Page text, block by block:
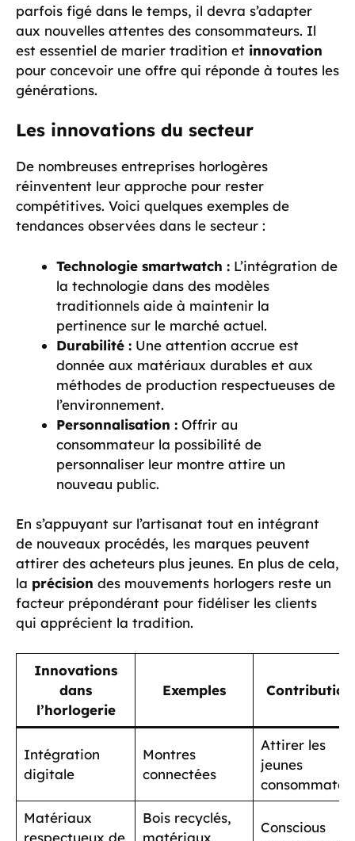
parfois figé dans le temps, il devra s’adapter
aux nouvelles attentes des consommateurs. Il
est essentiel de marier tradition et innovation
pour concevoir une offre qui réponde à toutes les
générations.
Les innovations du secteur
De nombreuses entreprises horlogères
réinventent leur approche pour rester
compétitives. Voici quelques exemples de
tendances observées dans le secteur :
Technologie smartwatch : L’intégration de
la technologie dans des modèles
traditionnels aide à maintenir la
pertinence sur le marché actuel.
Durabilité : Une attention accrue est
donnée aux matériaux durables et aux
méthodes de production respectueuses de
l’environnement.
Personnalisation : Offrir au
consommateur la possibilité de
personnaliser leur montre attire un
nouveau public.
En s’appuyant sur l’artisanat tout en intégrant
de nouveaux procédés, les marques peuvent
attirer des acheteurs plus jeunes. En plus de cela,
la précision des mouvements horlogers reste un
facteur prépondérant pour fidéliser les clients
qui apprécient la tradition.
Innovations
dans
l’horlogerie
Exemples
Intégration
digitale
Montres
connectées
Attirer les
jeunes
Matériaux
respectueux de
Bois recyclés,
matériaux
Conscious